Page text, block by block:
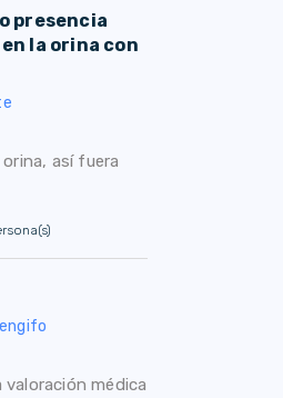
presencia
la orina con
así fuera
valoración médica